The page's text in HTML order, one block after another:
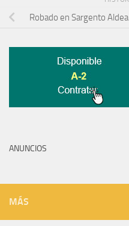
Robado en Sargento
ANUNCIOS
MÁS